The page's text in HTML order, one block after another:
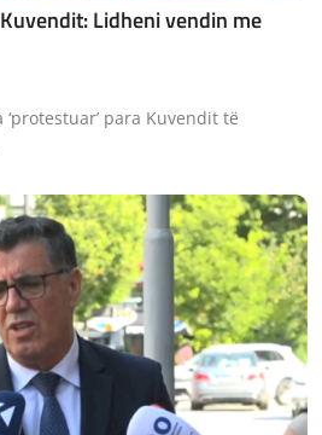
Lidheni vendin me
para Kuvendit të